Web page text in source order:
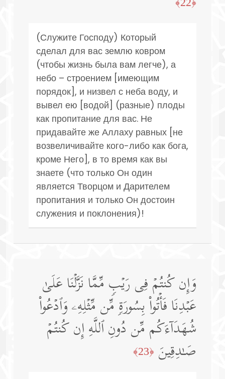
(Служите Господу) Который
сделал для вас землю ковром
(чтобы жизнь была вам легче), а
небо – строением [имеющим
порядок], и низвел с неба воду, и
вывел ею [водой] (разные) плоды
как пропитание для вас. Не
придавайте же Аллаху равных [не
возвеличивайте кого-либо как бога,
кроме Него], в то время как вы
знаете (что только Он один
является Творцом и Дарителем
пропитания и только Он достоин
служения и поклонения)!
وَإِن كُنتُمۡ فِی رَیۡبࣲ مِّمَّا نَزَّلۡنَا عَلَىٰ
عَبۡدِنَا فَأۡتُوا۟ بِسُورَةࣲ مِّن مِّثۡلِهِۦ وَٱدۡعُوا۟
شُهَدَاۤءَكُم مِّن دُونِ ٱللَّهِ إِن كُنتُمۡ
صَـٰدِقِینَ ﴿23﴾